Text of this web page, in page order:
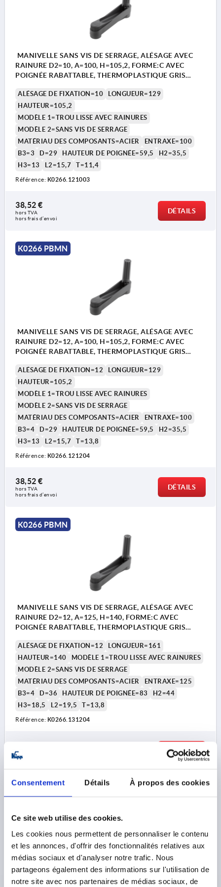
Consentement Détails À propos des cookies
Ce site web utilise des cookies.
Les cookies nous permettent de personnaliser le contenu
et les annonces, d'offrir des fonctionnalités relatives aux
médias sociaux et d'analyser notre trafic. Nous
partageons également des informations sur l'utilisation de
notre site avec nos partenaires de médias sociaux, de
MANIVELLE SANS VIS DE SERRAGE, ALÉSAGE AVEC
RAINURE D2=10, A=100, H=105,2, FORME:C AVEC
POIGNÉE RABATTABLE, THERMOPLASTIQUE GRIS
ALÉSAGE DE FIXATION=10
LONGUEUR=129
HAUTEUR=105,2
MODÈLE 1=TROU LISSE AVEC RAINURES
MODÈLE 2=SANS VIS DE SERRAGE
MATÉRIAU DES COMPOSANTS=ACIER
ENTRAXE=100
B3=3
D=29 HAUTEUR DE POIGNÉE=59,5
H2=35,5
H3=13
L2=15,7 T=11,4
Référence: K0266.121003
38,52 €
hors TVA
hors frais d’envoi
DÉTAILS
K0266 PBMN
MANIVELLE SANS VIS DE SERRAGE, ALÉSAGE AVEC
RAINURE D2=12, A=100, H=105,2, FORME:C AVEC
POIGNÉE RABATTABLE, THERMOPLASTIQUE GRIS
ALÉSAGE DE FIXATION=12
LONGUEUR=129
HAUTEUR=105,2
MODÈLE 1=TROU LISSE AVEC RAINURES
MODÈLE 2=SANS VIS DE SERRAGE
MATÉRIAU DES COMPOSANTS=ACIER
ENTRAXE=100
B3=4
D=29 HAUTEUR DE POIGNÉE=59,5
H2=35,5
H3=13
L2=15,7 T=13,8
Référence: K0266.121204
38,52 €
hors TVA
hors frais d’envoi
DÉTAILS
K0266 PBMN
MANIVELLE SANS VIS DE SERRAGE, ALÉSAGE AVEC
RAINURE D2=12, A=125, H=140, FORME:C AVEC
POIGNÉE RABATTABLE, THERMOPLASTIQUE GRIS
ALÉSAGE DE FIXATION=12
LONGUEUR=161
HAUTEUR=140
MODÈLE 1=TROU LISSE AVEC RAINURES
MODÈLE 2=SANS VIS DE SERRAGE
MATÉRIAU DES COMPOSANTS=ACIER
ENTRAXE=125
B3=4
D=36 HAUTEUR DE POIGNÉE=83
H2=44
H3=18,5
L2=19,5 T=13,8
Référence: K0266.131204
hors TVA
hors frais d’envoi
DÉTAILS
K0266 PBMN
MANIVELLE SANS VIS DE SERRAGE, ALÉSAGE AVEC
RAINURE D2=14, A=125, H=140, FORME:C AVEC